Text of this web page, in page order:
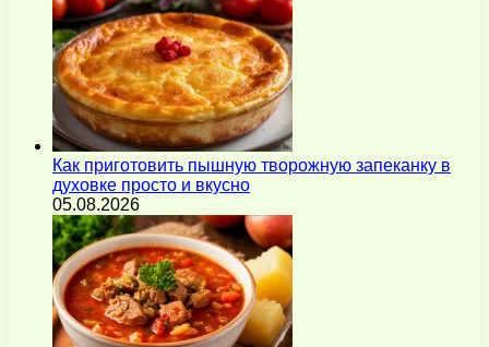
Как приготовить пышную творожную запеканку в
духовке просто и вкусно
05.08.2026